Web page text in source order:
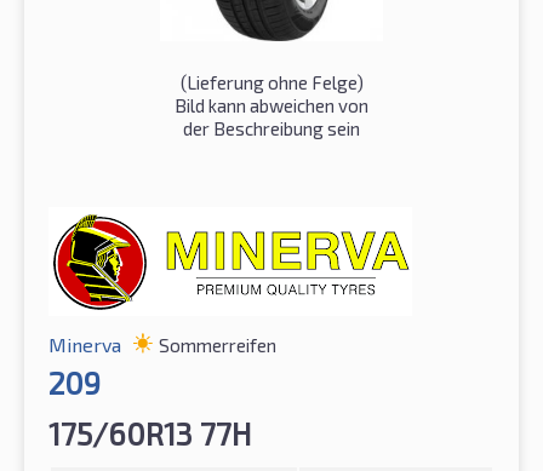
(Lieferung ohne Felge)
Bild kann abweichen von
der Beschreibung sein
Minerva Sommerreifen
209
175/60R13 77H